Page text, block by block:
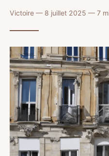
Victoire — 8 juillet 2025 — 7